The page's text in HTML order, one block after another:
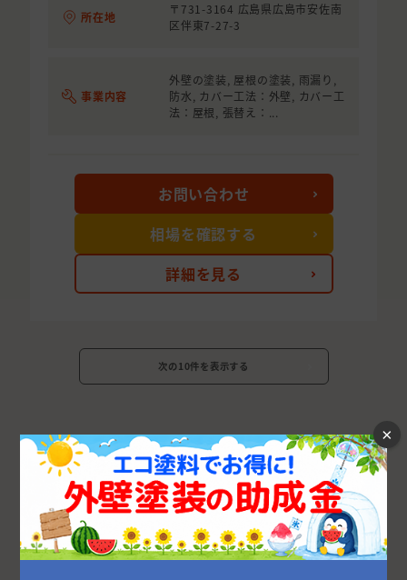
所在地
〒731-3164 広島県広島市安佐南
区伴東7-27-3
事業内容
外壁の塗装, 屋根の塗装, 雨漏り,
防水, カバー工法：外壁, カバー工
法：屋根, 張替え：...
詳細を見る
お問い合わせ
相場を確認する
次の10件を表示する
広島県の市区町村から外壁塗装業者を探す
広島市 府中市 福山市 東広島市
呉市
廿日市市
安芸郡 尾道市
江田島市
×